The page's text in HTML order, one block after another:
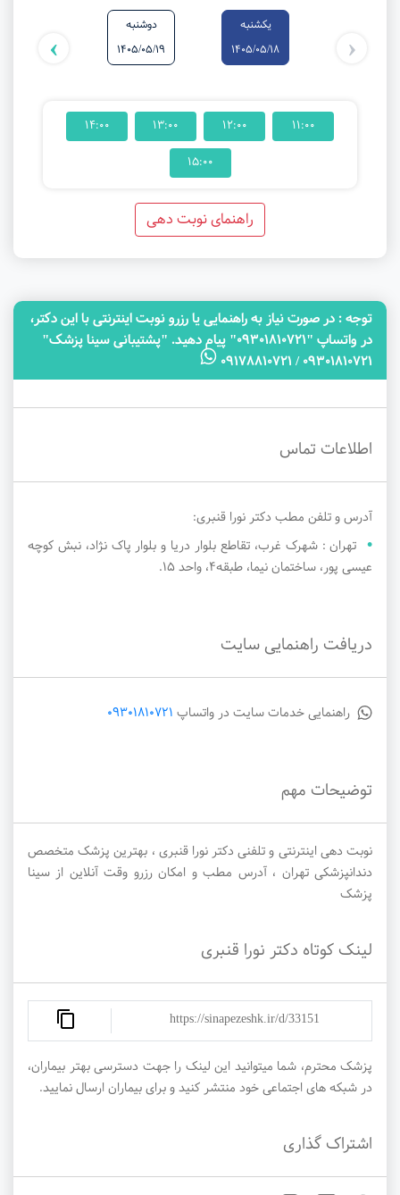
یکشنبه
1405/05/18
دوشنبه
1405/05/19
‹
›
11:00
12:00
13:00
14:00
15:00
راهنمای نوبت دهی
توجه‌ : در صورت نیاز به راهنمایی یا رزرو نوبت اینترنتی با این دکتر،
در واتساپ "09301810721" پیام دهید. "پشتیبانی سینا پزشک"
09301810721 / 09178810721
اطلاعات تماس
آدرس و تلفن مطب دکتر نورا قنبری:
تهران : شهرک غرب، تقاطع بلوار دریا و بلوار پاک نژاد، نبش کوچه
عیسی پور، ساختمان نیما، طبقه4، واحد 15.
دریافت راهنمایی سایت
راهنمایی خدمات سایت در واتساپ 09301810721
توضیحات مهم
نوبت دهی اینترنتی و تلفنی دکتر نورا قنبری ، بهترین پزشک متخصص
دندانپزشکی تهران ، آدرس مطب و امکان رزرو وقت آنلاین از سینا
پزشک
لینک کوتاه دکتر نورا قنبری
https://sinapezeshk.ir/d/33151
پزشک محترم، شما میتوانید این لینک را جهت دسترسی بهتر بیماران،
در شبکه های اجتماعی خود منتشر کنید و برای بیماران ارسال نمایید.
اشتراک گذاری